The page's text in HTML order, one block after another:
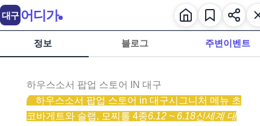
정보 블로그 주변이벤트
하우스소서 팝업 스토어 IN 대구
하우스소서 팝업 스토어 in 대구시그니처 메뉴 초
코바게트와 슬랩, 모찌롤 4종6.12 ~ 6.18신세계 대
대구 어디가